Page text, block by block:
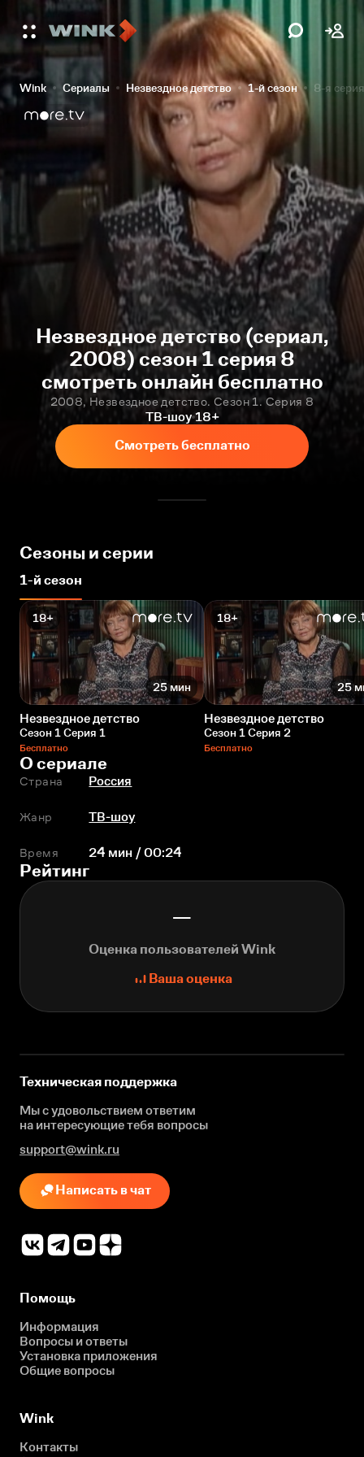
Wink Сериалы Незвездное детство 1-й сезон 8-я серия
Незвездное детство (сериал,
2008) сезон 1 серия 8
смотреть онлайн бесплатно
2008, Незвездное детство. Сезон 1. Серия 8
ТВ-шоу 18+
Смотреть бесплатно
Сезоны и серии
1-й сезон
18+
25 мин
Незвездное детство
Сезон 1 Серия 1
Бесплатно
18+
25
Незвездное детство
Сезон 1 Серия 2
Бесплатно
О сериале
Страна Россия
Жанр ТВ-шоу
Время 24 мин / 00:24
Рейтинг
—
Оценка пользователей Wink
Ваша оценка
Техническая поддержка
Мы с удовольствием ответим
на интересующиетебя вопросы
support@wink.ru
Написать в чат
Помощь
Информация
Вопросы и ответы
Установка приложения
Общие вопросы
Wink
Контакты